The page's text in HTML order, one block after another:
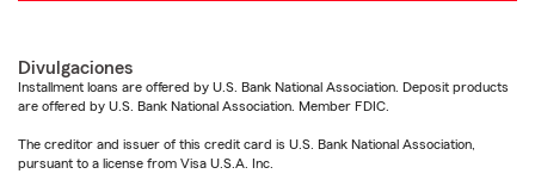
Divulgaciones
Installment loans are offered by U.S. Bank National Association. Deposit products
are offered by U.S. Bank National Association. Member FDIC.
The creditor and issuer of this credit card is U.S. Bank National Association,
pursuant to a license from Visa U.S.A. Inc.